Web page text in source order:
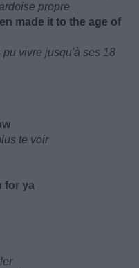
propre
made it to the age of
pu vivre jusqu'à ses 18
te voir
for ya